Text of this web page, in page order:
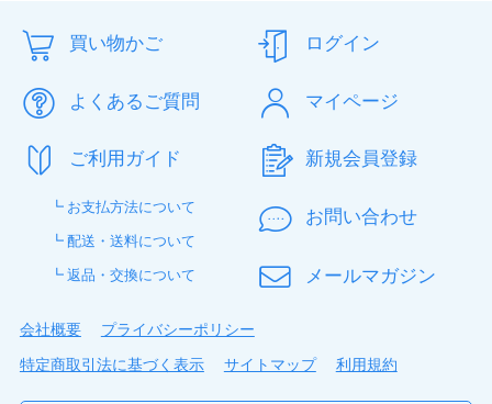
買い物かご
よくあるご質問
ご利用ガイド
┗ お支払方法について
┗ 配送・送料について
┗ 返品・交換について
ログイン
マイページ
新規会員登録
お問い合わせ
メールマガジン
会社概要
プライバシーポリシー
特定商取引法に基づく表示
サイトマップ 利用規約